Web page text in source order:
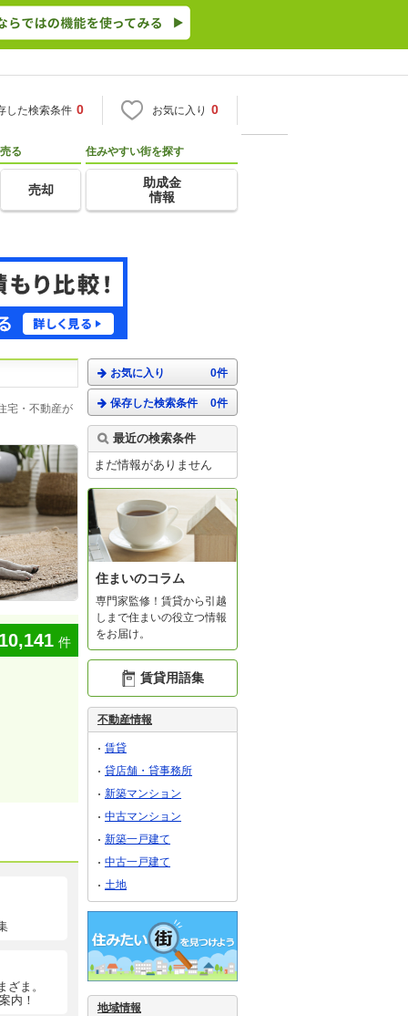
した検索条件 0 お気に入り 0
売る
売却
住みやすい街を探す
助成金
情報
宅・不動産が
件
ま。
内！
お気に入り 0件
保存した検索条件 0件
最近の検索条件
まだ情報がありません
住まいのコラム
専門家監修！賃貸から引越
しまで住まいの役立つ情報
をお届け。
賃貸用語集
不動産情報
賃貸
貸店舗・貸事務所
新築マンション
中古マンション
新築一戸建て
中古一戸建て
土地
地域情報